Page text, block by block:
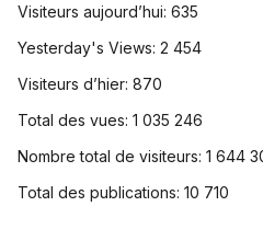
Visiteurs aujourd’hui: 635
Yesterday's Views: 2 454
Visiteurs d’hier: 870
Total des vues: 1 035 246
Nombre total de visiteurs: 1 644
Total des publications: 10 710